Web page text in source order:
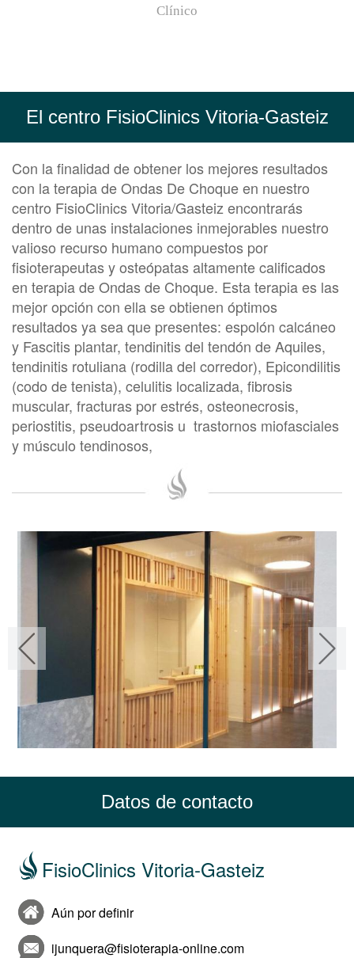
Clínico
El centro FisioClinics Vitoria-Gasteiz
Con la finalidad de obtener los mejores resultados
con la terapia de Ondas De Choque en nuestro
centro FisioClinics Vitoria/Gasteiz encontrarás
dentro de unas instalaciones inmejorables nuestro
valioso recurso humano compuestos por
fisioterapeutas y osteópatas altamente calificados
en terapia de Ondas de Choque. Esta terapia es las
mejor opción con ella se obtienen óptimos
resultados ya sea que presentes: espolón calcáneo
y Fascitis plantar, tendinitis del tendón de Aquiles,
tendinitis rotuliana (rodilla del corredor), Epicondilitis
(codo de tenista), celulitis localizada, fibrosis
muscular, fracturas por estrés, osteonecrosis,
periostitis, pseudoartrosis u trastornos miofasciales
y músculo tendinosos,
Datos de contacto
FisioClinics Vitoria-Gasteiz
Aún por definir
ijunquera@fisioterapia-online.com